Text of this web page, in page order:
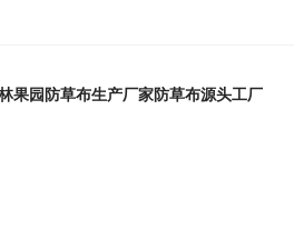
果园防草布生产厂家防草布源头工厂